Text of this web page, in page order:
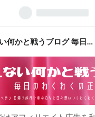
何かと戦うブログ 毎日の